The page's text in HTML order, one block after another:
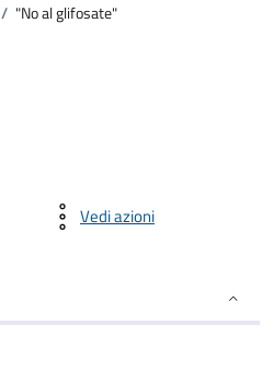
/ "No al glifosate"
Vedi azioni